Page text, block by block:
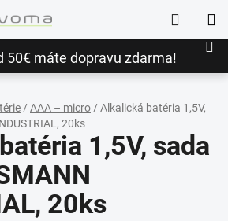
50€ máte dopravu zdarma!
Hľadať
/ AAA – micro/ Alkalická batéria 1,5V,
20ks
1,5V, sada
20ks